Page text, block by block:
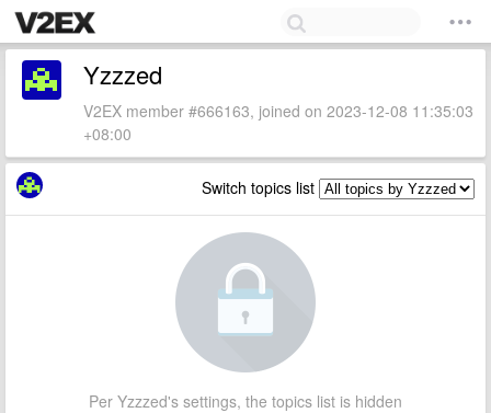
Yzzzed
V2EX member #666163, joined on 2023-12-08 11:35:03
+08:00
Switch topics list
Per Yzzzed's settings, the topics list is hidden